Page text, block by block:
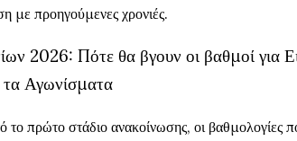
με προηγούμενες χρονιές.
2026: Πότε θα βγουν οι βαθμοί για
τα Αγωνίσματα
το πρώτο στάδιο ανακοίνωσης, οι βαθμολογίες